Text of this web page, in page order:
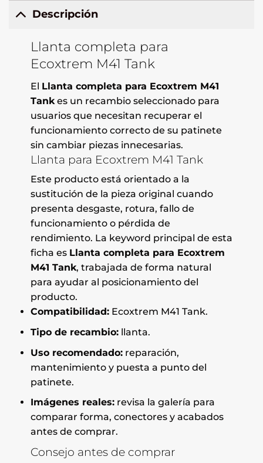
Descripción
Llanta completa para
Ecoxtrem M41 Tank
El Llanta completa para Ecoxtrem M41
Tankes un recambio seleccionado para
usuarios que necesitan recuperar el
funcionamiento correcto de su patinete
sin cambiar piezas innecesarias.
Llanta para Ecoxtrem M41 Tank
Este producto está orientado a la
sustitución de la pieza original cuando
presenta desgaste, rotura, fallo de
funcionamiento o pérdida de
rendimiento. La keyword principal de esta
ficha es Llanta completa para Ecoxtrem
M41 Tank, trabajada de forma natural
para ayudar al posicionamiento del
producto.
Compatibilidad:Ecoxtrem M41 Tank.
Tipo de recambio:llanta.
Uso recomendado:reparación,
mantenimiento y puesta a punto del
patinete.
Imágenes reales:revisa la galería para
comparar forma, conectores y acabados
antes de comprar.
Consejo antes de comprar